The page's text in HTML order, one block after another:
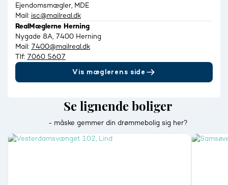
Ejendomsmægler, MDE
Mail: isc@mailreal.dk
RealMæglerne Herning
Nygade 8A, 7400 Herning
Mail: 7400@mailreal.dk
Tlf: 7060 5607
Vis mæglerens side
Se lignende boliger
- måske gemmer din drømmebolig sig her?